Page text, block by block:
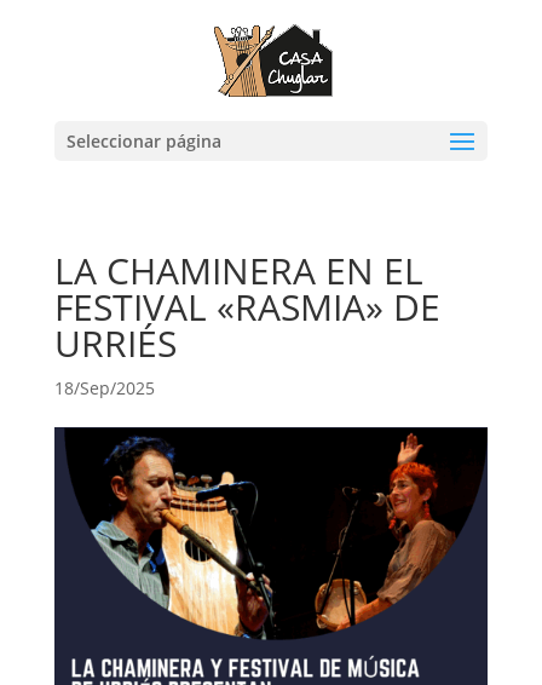
Seleccionar página
LA CHAMINERA EN EL
FESTIVAL «RASMIA» DE
URRIÉS
18/Sep/2025